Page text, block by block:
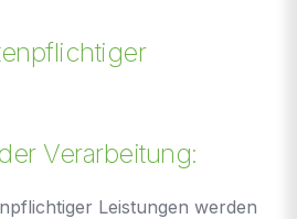
Verarbeitung:
Leistungen werden